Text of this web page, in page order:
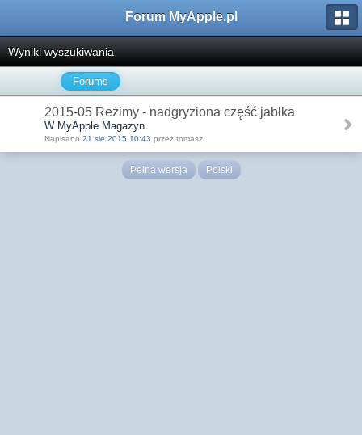
Forum MyApple.pl
Wyniki wyszukiwania
Forums
2015-05 Reżimy - nadgryziona część jabłka
W MyApple Magazyn
Napisano 21 sie 2015 10:43 przez tomasz
Pełna wersja Polski